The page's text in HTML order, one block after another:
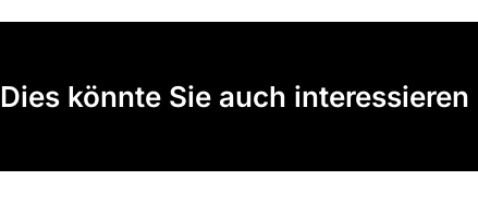
Dies könnte Sie auch interessieren